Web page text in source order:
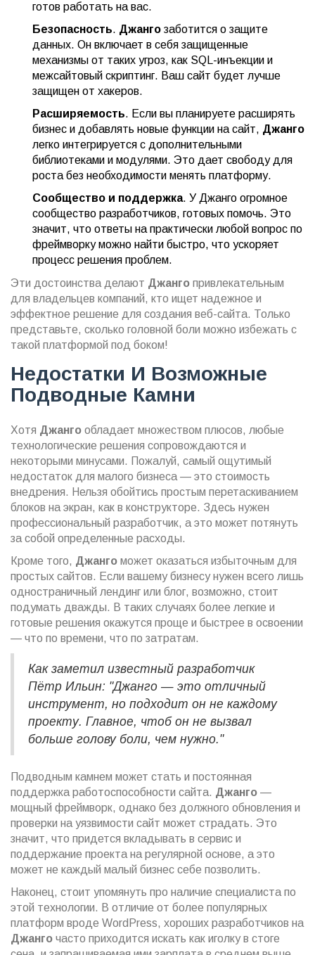
готов работать на вас.
Безопасность. Джанго заботится о защите
данных. Он включает в себя защищенные
механизмы от таких угроз, как SQL-инъекции и
межсайтовый скриптинг. Ваш сайт будет лучше
защищен от хакеров.
Расширяемость. Если вы планируете расширять
бизнес и добавлять новые функции на сайт, Джанго
легко интегрируется с дополнительными
библиотеками и модулями. Это дает свободу для
роста без необходимости менять платформу.
Сообщество и поддержка. У Джанго огромное
сообщество разработчиков, готовых помочь. Это
значит, что ответы на практически любой вопрос по
фреймворку можно найти быстро, что ускоряет
процесс решения проблем.
Эти достоинства делают Джанго привлекательным
для владельцев компаний, кто ищет надежное и
эффектное решение для создания веб-сайта. Только
представьте, сколько головной боли можно избежать с
такой платформой под боком!
Недостатки И Возможные
Подводные Камни
Хотя Джанго обладает множеством плюсов, любые
технологические решения сопровождаются и
некоторыми минусами. Пожалуй, самый ощутимый
недостаток для малого бизнеса — это стоимость
внедрения. Нельзя обойтись простым перетаскиванием
блоков на экран, как в конструкторе. Здесь нужен
профессиональный разработчик, а это может потянуть
за собой определенные расходы.
Кроме того, Джанго может оказаться избыточным для
простых сайтов. Если вашему бизнесу нужен всего лишь
одностраничный лендинг или блог, возможно, стоит
подумать дважды. В таких случаях более легкие и
готовые решения окажутся проще и быстрее в освоении
— что по времени, что по затратам.
Как заметил известный разработчик
Пётр Ильин: "Джанго — это отличный
инструмент, но подходит он не каждому
проекту. Главное, чтоб он не вызвал
больше голову боли, чем нужно."
Подводным камнем может стать и постоянная
поддержка работоспособности сайта. Джанго —
мощный фреймворк, однако без должного обновления и
проверки на уязвимости сайт может страдать. Это
значит, что придется вкладывать в сервис и
поддержание проекта на регулярной основе, а это
может не каждый малый бизнес себе позволить.
Наконец, стоит упомянуть про наличие специалиста по
этой технологии. В отличие от более популярных
платформ вроде WordPress, хороших разработчиков на
Джанго часто приходится искать как иголку в стоге